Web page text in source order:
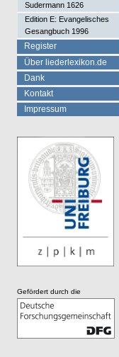
Sudermann 1626
Edition E: Evangelisches
Gesangbuch 1996
Register
Über liederlexikon.de
Dank
Kontakt
Impressum
Gefördert durch die